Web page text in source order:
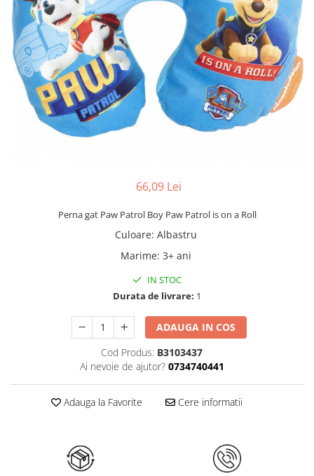
66,09 Lei
Perna gat Paw Patrol Boy Paw Patrol is on a Roll
Culoare: Albastru
Marime: 3+ ani
IN STOC
Durata de livrare: 1
ADAUGA IN COS
Cod Produs: B3103437
Ai nevoie de ajutor? 0734740441
Adauga la Favorite Cere informatii